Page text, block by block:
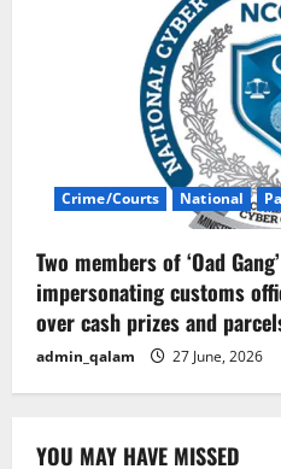
Crime/Courts National
Two members of ‘Oad
impersonating customs
over cash prizes and
admin_qalam 27 June, 2026
YOU MAY HAVE MISSED